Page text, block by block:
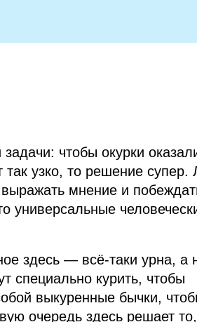
чтобы окурки
так узко, то решение
выражать мнение и
универсальные
здесь — всё‑таки урна, а
специально курить, чтобы
выкуренные бычки,
очередь здесь решает